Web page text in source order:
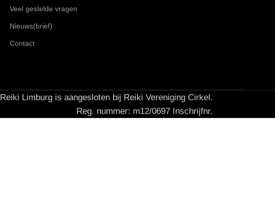
Veel gestelde vragen
Nieuws(brief)
Contact
Reiki Limburg is aangesloten bij Reiki Vereniging Cirkel.
Reg. nummer: m12/0697 Inschrijfnr.